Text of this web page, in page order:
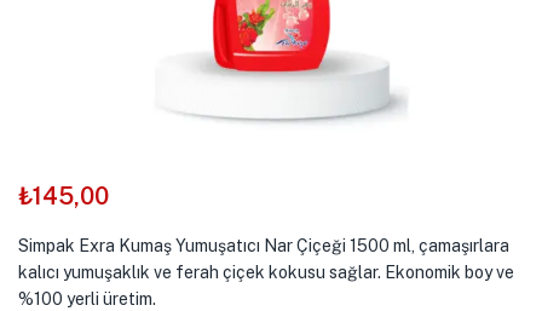
₺145,00
Simpak Exra Kumaş Yumuşatıcı Nar Çiçeği 1500 ml, çamaşırlara
kalıcı yumuşaklık ve ferah çiçek kokusu sağlar. Ekonomik boy ve
%100 yerli üretim.